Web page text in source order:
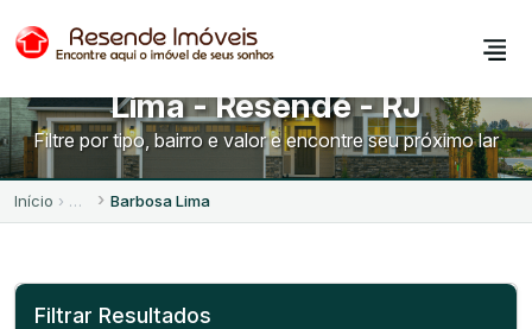
Imóveis para Alugar no Barbosa
Lima - Resende - RJ
Filtre por tipo, bairro e valor e encontre seu próximo lar
Início Barbosa Lima
Filtrar Resultados